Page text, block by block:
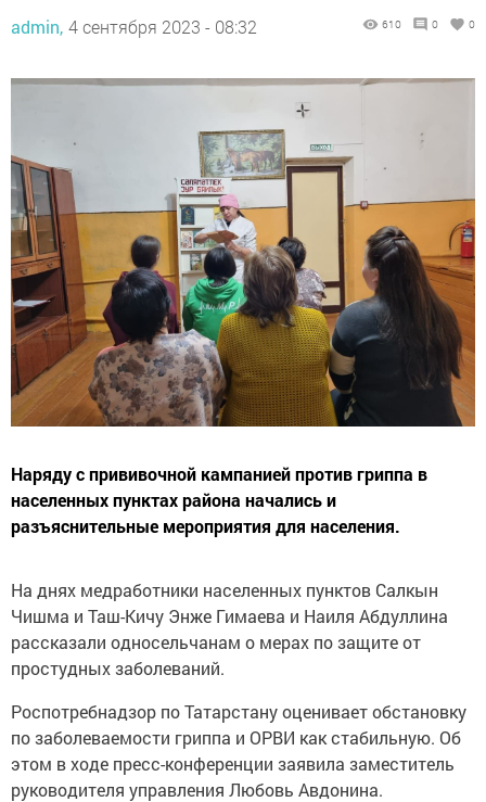
admin, 4 сентября 2023 - 08:32 610 0 0
Наряду с прививочной кампанией против гриппа в
населенных пунктах района начались и
разъяснительные мероприятия для населения.
На днях медработники населенных пунктов Салкын
Чишма и Таш-Кичу Энже Гимаева и Наиля Абдуллина
рассказали односельчанам о мерах по защите от
простудных заболеваний.
Роспотребнадзор по Татарстану оценивает обстановку
по заболеваемости гриппа и ОРВИ как стабильную. Об
этом в ходе пресс-конференции заявила заместитель
руководителя управления Любовь Авдонина.